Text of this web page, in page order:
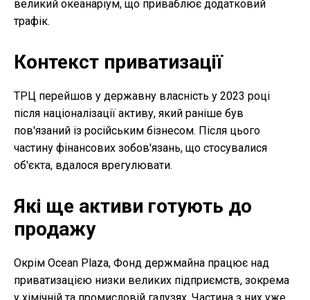
великий океанаріум, що приваблює додатковий
трафік.
Контекст приватизації
ТРЦ перейшов у державну власність у 2023 році
після націоналізації активу, який раніше був
пов'язаний із російським бізнесом. Після цього
частину фінансових зобов'язань, що стосувалися
об'єкта, вдалося врегулювати.
Які ще активи готують до
продажу
Окрім Ocean Plaza, Фонд держмайна працює над
приватизацією низки великих підприємств, зокрема